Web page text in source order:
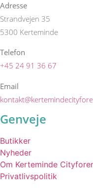
Adresse
Strandvejen 35
5300 Kerteminde
Telefon
+45 24 91 36 67
Email
Genveje
Butikker
Nyheder
Om Kerteminde
Privatlivspolitik